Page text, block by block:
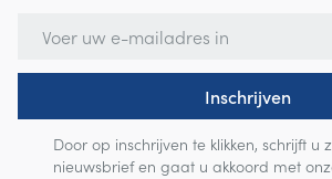
Inschrijven
Door op inschrijven te klikken, schrijft u
nieuwsbrief en gaat u akkoord met